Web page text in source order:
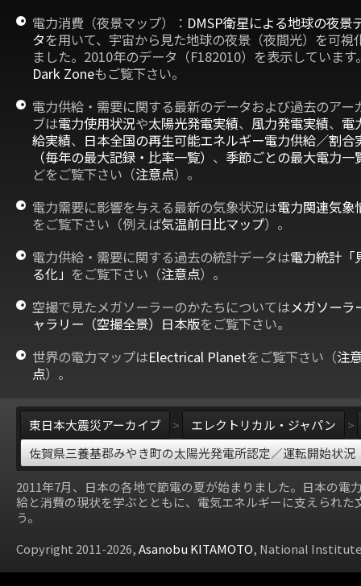
電力消費（夜景マップ）： DMSP衛星による地球の夜景
タを用いて、宇宙から見た地球の夜景（夜間光）を可視
ました。2010年のデータ（F182010）を表示しています
Dark Zoneもご覧下さい。
電力供給・需要に関する最新のデータおよび過去のアー
ブは電力使用状況や太陽光発電実績、 風力発電実績、 電
給実績、 日本全国の再生可能エネルギー電力供給／割合
（毎年の最大記録・比率一覧） 、 季節ごとの最大電力一
どをご覧下さい（注意点）。
電力需要に影響を与える最新の気象状況は電力関連気象
をご覧下さい（例えば気温前日比マップ）。
電力供給・需要に関する過去の統計データは電力統計「
る化」 をご覧下さい（注意点）。
空撮で見たメガソーラーのかたちについてはメガソーラ
ャラリー（空撮全景）日本版をご覧下さい。
世界の電力マップはElectrical Planetをご覧下さい（注
点）。
東日本大震災アーカイブ > エレクトリカル・ジャパン
>
佐賀県三養基郡みやき町の太陽光発電所認定／運転開始状況
2011年7月、日本の各地で節電の夏が始まりました。日本の電
給と消費の現状を学ぶとともに、電気エネルギーに支えられた
う。
Copyright 2011-2026,Asanobu KITAMOTO, National